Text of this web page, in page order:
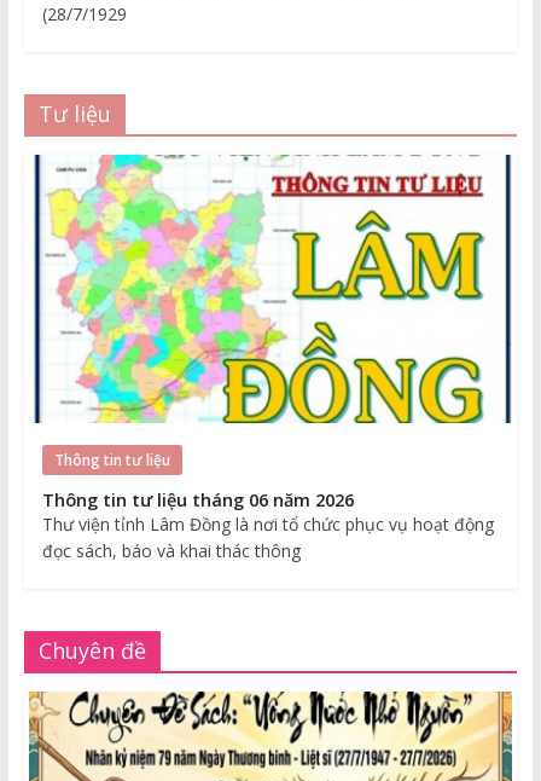
(28/7/1929
Tư liệu
Thông tin tư liệu
Thông tin tư liệu tháng 06 năm 2026
Thư viện tỉnh Lâm Đồng là nơi tổ chức phục vụ hoạt động
đọc sách, báo và khai thác thông
Chuyên đề